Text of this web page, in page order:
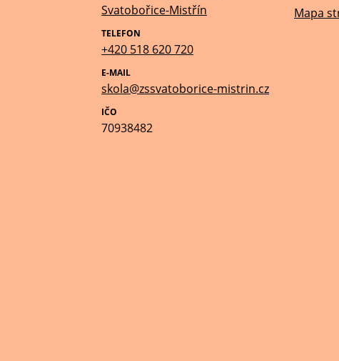
Svatobořice-Mistřín
TELEFON
+420 518 620 720
E-MAIL
skola@zssvatoborice-mistrin.cz
IČO
70938482
Mapa